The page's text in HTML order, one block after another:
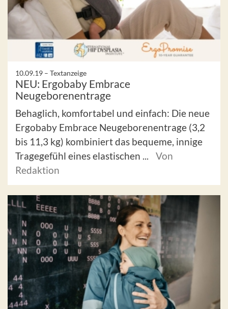
10.09.19 – Textanzeige
NEU: Ergobaby Embrace
Neugeborenentrage
Behaglich, komfortabel und einfach: Die neue
Ergobaby Embrace Neugeborenentrage (3,2
bis 11,3 kg) kombiniert das bequeme, innige
Tragegefühl eines elastischen ...
Von
Redaktion